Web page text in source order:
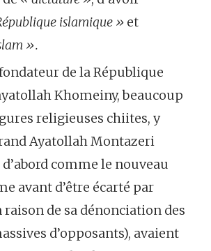
islamique » et
».
de la République
Khomeiny, beaucoup
religieuses chiites, y
Ayatollah Montazeri
comme le nouveau
avant d’être écarté par
de sa dénonciation des
d’opposants), avaient